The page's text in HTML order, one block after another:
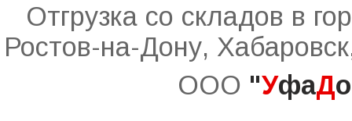
Отгрузка со складов в
Ростов-на-Дону,
ООО "УфаД